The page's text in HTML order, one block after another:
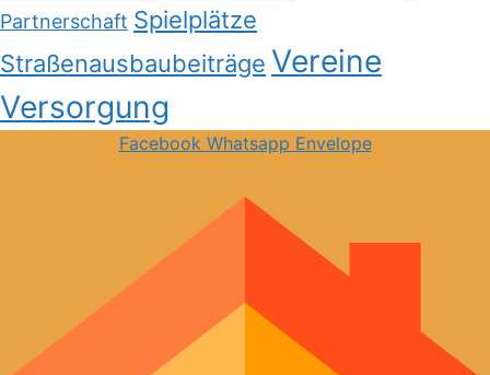
Partnerschaft Spielplätze
Straßenausbaubeiträge Vereine
Versorgung
Facebook Whatsapp Envelope